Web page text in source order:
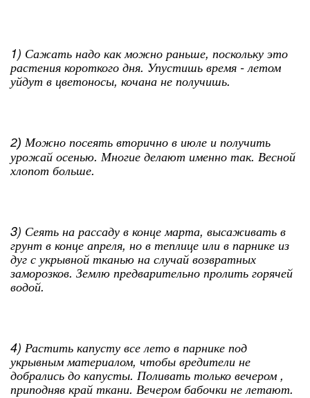
1) Сажать надо как можно раньше, поскольку это
растения короткого дня. Упустишь время - летом
уйдут в цветоносы, кочана не получишь.
2) Можно посеять вторично в июле и получить
урожай осенью. Многие делают именно так. Весной
хлопот больше.
3) Сеять на рассаду в конце марта, высаживать в
грунт в конце апреля, но в теплице или в парнике из
дуг с укрывной тканью на случай возвратных
заморозков. Землю предварительно пролить горячей
водой.
4) Растить капусту все лето в парнике под
укрывным материалом, чтобы вредители не
добрались до капусты. Поливать только вечером ,
приподняв край ткани. Вечером бабочки не летают.